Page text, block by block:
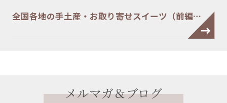
全国各地の手土産・お取り寄せスイーツ（前編…
メルマガ＆ブログ